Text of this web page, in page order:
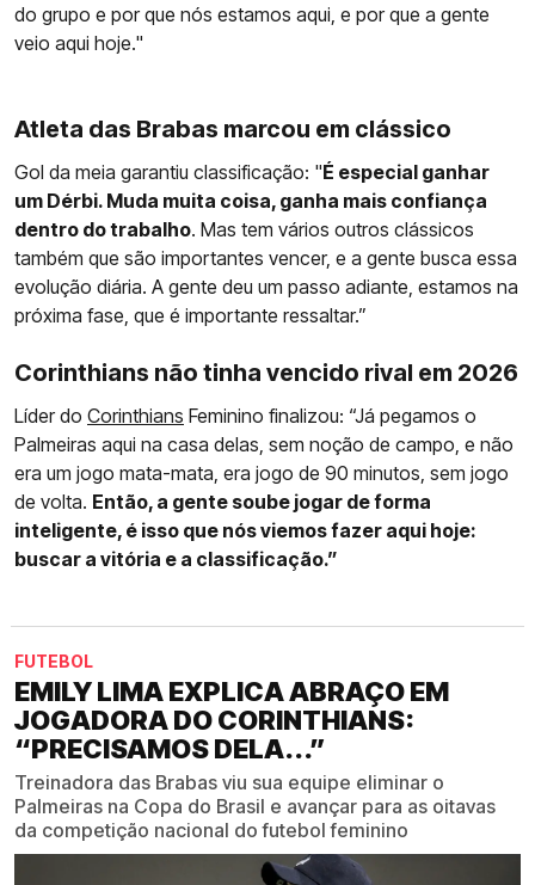
do grupo e por que nós estamos aqui, e por que a gente
veio aqui hoje."
Atleta das Brabas marcou em clássico
Gol da meia garantiu classificação: "É especial ganhar
um Dérbi. Muda muita coisa, ganha mais confiança
dentro do trabalho. Mas tem vários outros clássicos
também que são importantes vencer, e a gente busca essa
evolução diária. A gente deu um passo adiante, estamos na
próxima fase, que é importante ressaltar.”
Corinthians não tinha vencido rival em 2026
Líder do Corinthians Feminino finalizou: “Já pegamos o
Palmeiras aqui na casa delas, sem noção de campo, e não
era um jogo mata-mata, era jogo de 90 minutos, sem jogo
de volta. Então, a gente soube jogar de forma
inteligente, é isso que nós viemos fazer aqui hoje:
buscar a vitória e a classificação.”
FUTEBOL
EMILY LIMA EXPLICA ABRAÇO EM
JOGADORA DO CORINTHIANS:
“PRECISAMOS DELA...”
Treinadora das Brabas viu sua equipe eliminar o
Palmeiras na Copa do Brasil e avançar para as oitavas
da competição nacional do futebol feminino